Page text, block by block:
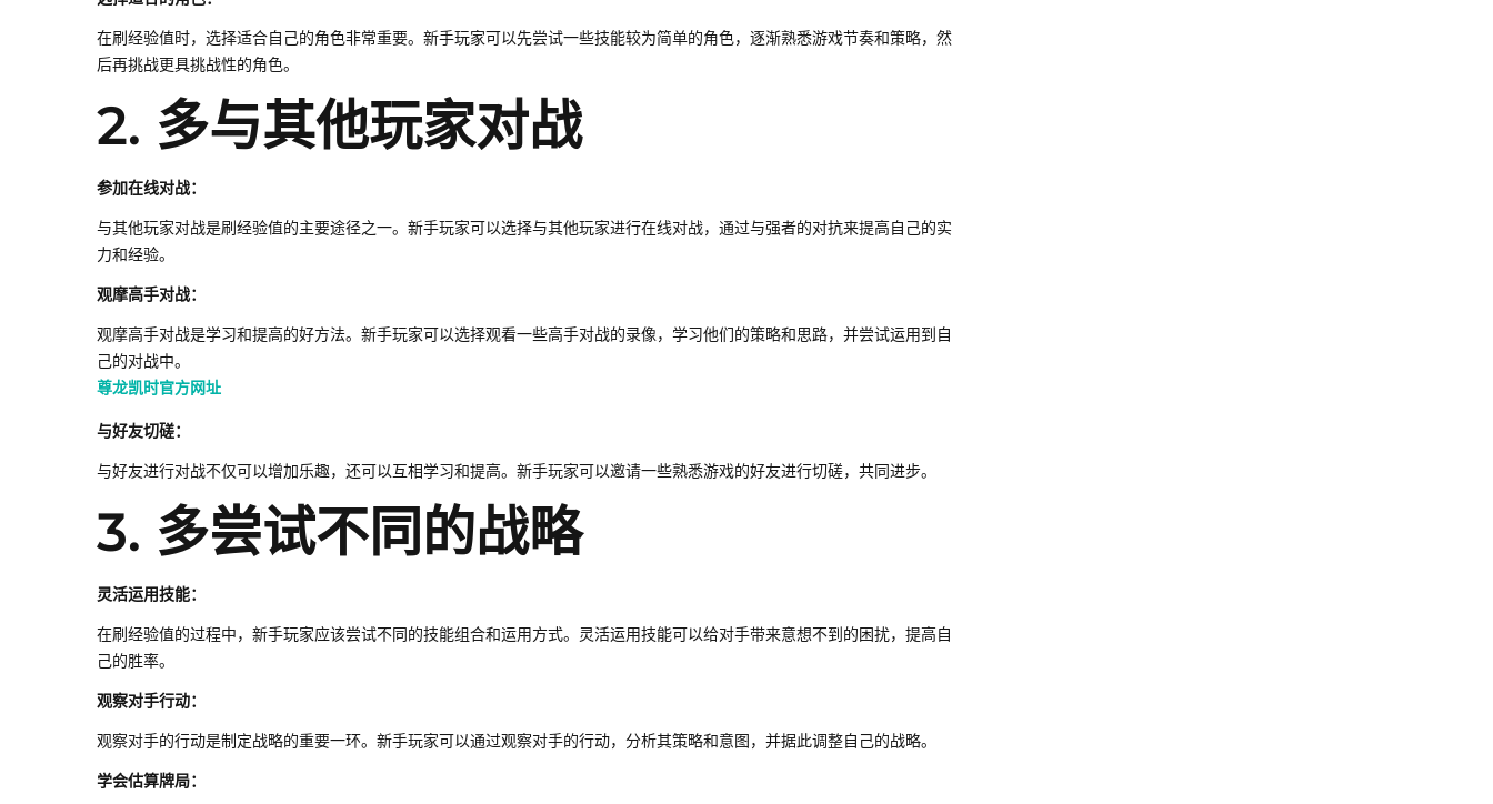
在刷经验值时，选择适合自己的角色非常重要。新手玩家可以先尝试一些技能较为简单的角色，逐渐熟悉游戏节奏和策略，然
后再挑战更具挑战性的角色。
2. 多与其他玩家对战
参加在线对战：
与其他玩家对战是刷经验值的主要途径之一。新手玩家可以选择与其他玩家进行在线对战，通过与强者的对抗来提高自己的实
力和经验。
观摩高手对战：
观摩高手对战是学习和提高的好方法。新手玩家可以选择观看一些高手对战的录像，学习他们的策略和思路，并尝试运用到自
己的对战中。
尊龙凯时官方网址
与好友切磋：
与好友进行对战不仅可以增加乐趣，还可以互相学习和提高。新手玩家可以邀请一些熟悉游戏的好友进行切磋，共同进步。
3. 多尝试不同的战略
灵活运用技能：
在刷经验值的过程中，新手玩家应该尝试不同的技能组合和运用方式。灵活运用技能可以给对手带来意想不到的困扰，提高自
己的胜率。
观察对手行动：
观察对手的行动是制定战略的重要一环。新手玩家可以通过观察对手的行动，分析其策略和意图，并据此调整自己的战略。
学会估算牌局：